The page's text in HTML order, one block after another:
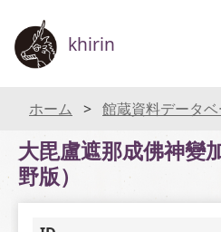
khirin
ホーム 館蔵資料データベ
大毘盧遮那成佛神變
野版）